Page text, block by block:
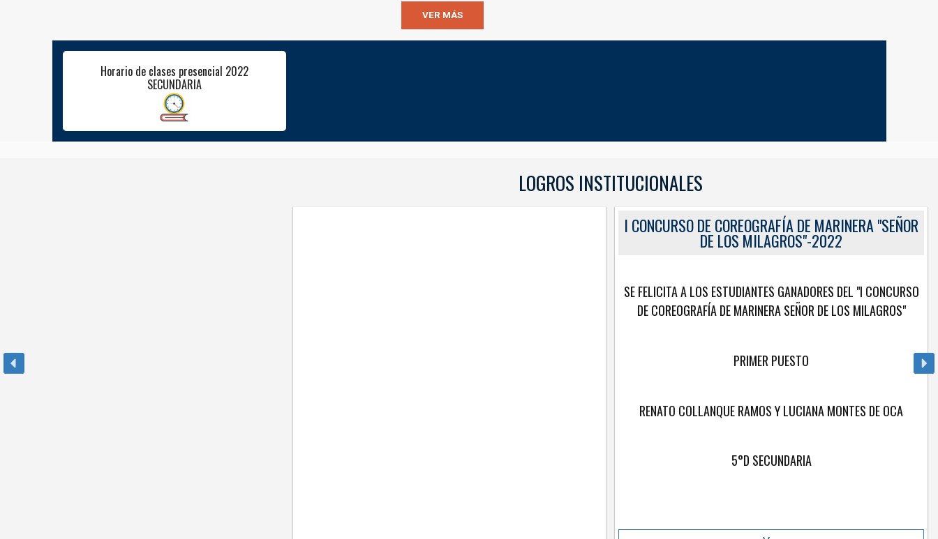
VER MÁS
Horario de clases presencial 2022
SECUNDARIA
LOGROS INSTITUCIONALES
I CONCURSO DE COREOGRAFÍA DE MARINERA "SEÑOR
DE LOS MILAGROS"-2022
SE FELICITA A LOS ESTUDIANTES GANADORES DEL "I CONCURSO
DE COREOGRAFÍA DE MARINERA SEÑOR DE LOS MILAGROS"
PRIMER PUESTO
RENATO COLLANQUE RAMOS Y LUCIANA MONTES DE OCA
5°D SECUNDARIA